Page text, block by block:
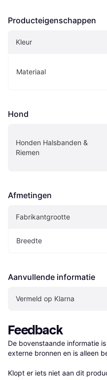
Producteigenschappen
Kleur
Materiaal
Hond
Honden Halsbanden &
Riemen
Afmetingen
Fabrikantgrootte
Breedte
Aanvullende informatie
Vermeld op Klarna
Feedback
De bovenstaande informatie
externe bronnen en is alleen
Klopt er iets niet aan dit